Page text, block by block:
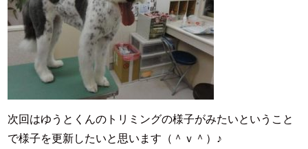
次回はゆうとくんのトリミングの様子がみたいということ
で様子を更新したいと思います（＾ｖ＾）♪